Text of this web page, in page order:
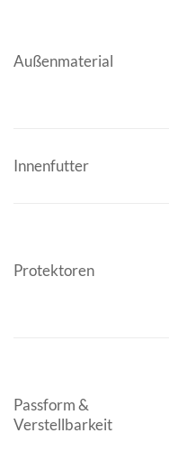
Außenmaterial
Innenfutter
Protektoren
Passform &
Verstellbarkeit